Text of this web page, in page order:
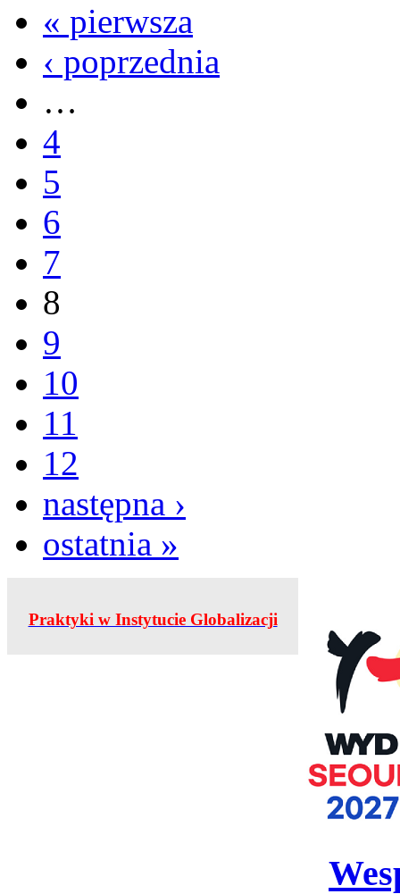
« pierwsza
‹ poprzednia
…
4
5
6
7
8
9
10
11
12
następna ›
ostatnia »
Praktyki w Instytucie Globalizacji